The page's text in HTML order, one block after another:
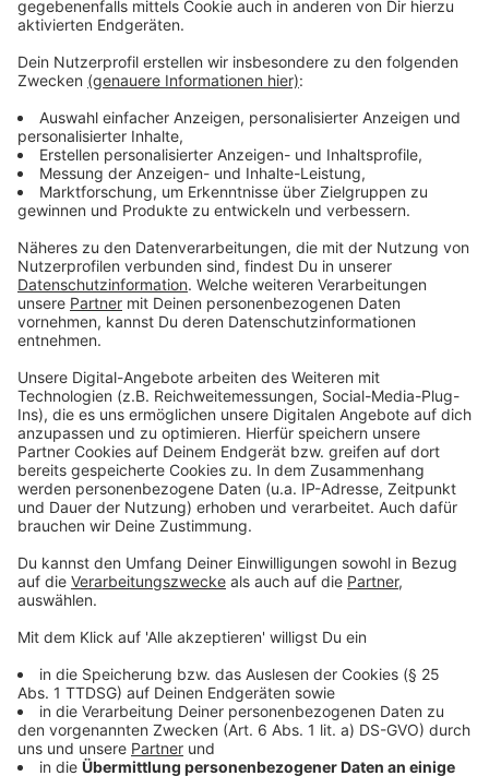
polizeiliche Informationen zu den Spielen gesammelt,
bewertet und gesteuert werden. Ziel ist nach Angaben
desInnenministeriums ein bestmöglicher Austausch
von Informationen aus ganz Deutschland. Dafür sollen
dort während des Turniers nicht nur Polizistinnen und
Polizisten aus dem gesamten Bundesgebiet, sondern
auch ausländische Beamtinnen und Beamte aus
Teilnehmerländern zum Einsatz kommen. Dass NRW
das Lagezentrum steuert, hatte die
Innenministerkonferenz beschlossen. Von zehn
Spielorten liegen alleine vier in NRW (Dortmund,
Düsseldorf, Gelsenkirchen und Köln).
Anzeige
NRW-Innenminister Reul vor Ort
Anzeige
Vier Monate wurde die Aula des Polizei-
Bildungszentrums in Neuss in das IPCC umgebaut.
Insgesamt wurden fünf Kilometer Kabel neu verlegt.
„Vorher hat es hier nur vier Steckdosen gegeben“
sagt IPCC-Chef Oliver Strudthoff.
Es gibt 130 Arbeitsplätze, die nach verschiedenen
Farben und Aufgabenbereichen aufgeteilt sind. So